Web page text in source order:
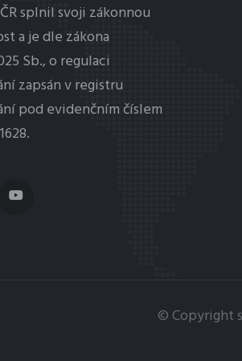
splnil svoji zákonnou
a je dle zákona
Sb., o regulaci
zapsán v registru
pod evidenčním číslem
© Copyright